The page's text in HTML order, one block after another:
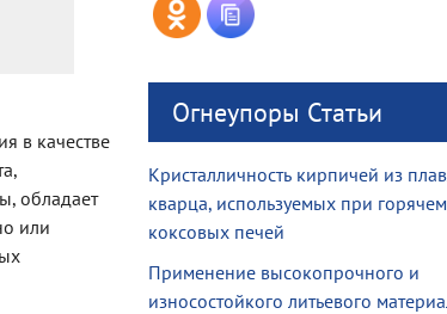
в качестве
обладает
или
Огнеупоры Статьи
Кристалличность кирпичей из
кварца, используемых при
коксовых печей
Применение высокопрочного и
износостойкого литьевого